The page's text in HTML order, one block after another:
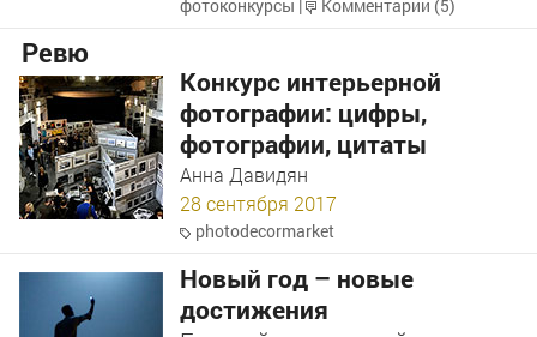
фотоконкурсы | Комментарии (5)
Ревю
Конкурс интерьерной
фотографии: цифры,
фотографии, цитаты
Анна Давидян
28 сентября 2017
photodecormarket
Новый год – новые
достижения